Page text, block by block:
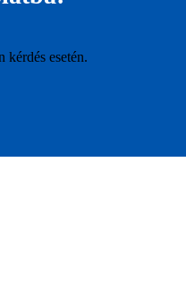
kérdés esetén.